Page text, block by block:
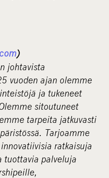
)
johtavista
vuoden ajan olemme
ja tukeneet
sitoutuneet
tarpeita jatkuvasti
Tarjoamme
ratkaisuja
tuottavia palveluja